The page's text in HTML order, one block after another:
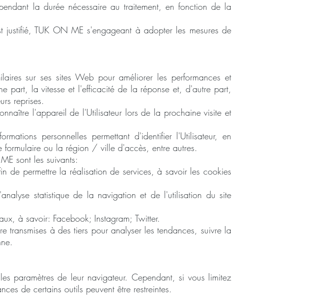
la durée nécessaire au traitement, en fonction de la
justifié, TUK ON ME s'engageant à adopter les mesures de
sur ses sites Web pour améliorer les performances et
part, la vitesse et l'efficacité de la réponse et, d'autre part,
reprises.
l'appareil de l'Utilisateur lors de la prochaine visite et
personnelles permettant d'identifier l'Utilisateur, en
formulaire ou la région / ville d'accès, entre autres.
sont les suivants:
de permettre la réalisation de services, à savoir les cookies
statistique de la navigation et de l'utilisation du site
à savoir: Facebook; Instagram; Twitter.
transmises à des tiers pour analyser les tendances, suivre la
paramètres de leur navigateur. Cependant, si vous limitez
de certains outils peuvent être restreintes.